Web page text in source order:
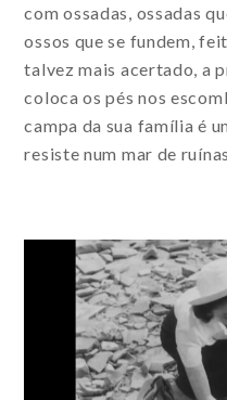
com ossadas, ossadas
ossos que se fundem,
talvez mais acertado, a
coloca os pés nos
campa da sua família é
resiste num mar de